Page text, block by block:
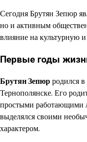
Сегодня Брутян Зепюр
но и активным
влияние на культурную
Первые годы
Брутян Зепюрродился
Тернополянске. Его
простыми работающими
выделялся своими
характером.